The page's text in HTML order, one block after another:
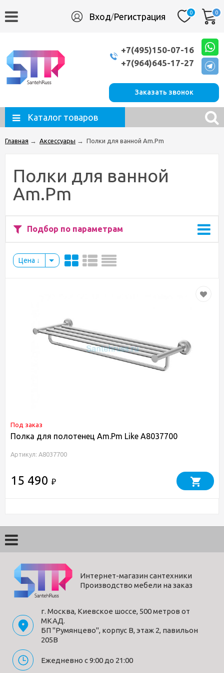
Вход/Регистрация 0 0
+7(495)150-07-16
+7(964)645-17-27
Заказать звонок
Каталог товаров
Главная → Аксессуары → Полки для ванной Am.Pm
Полки для ванной
Am.Pm
Подбор по параметрам
Цена
Под заказ
Полка для полотенец Am.Pm Like A8037700
Артикул: A8037700
15 490 ₽
Интернет-магазин сантехники
Производство мебели на заказ
г. Москва, Киевское шоссе, 500 метров от
МКАД.
БП "Румянцево", корпус В, этаж 2, павильон
205В
Ежедневно с 9:00 до 21:00